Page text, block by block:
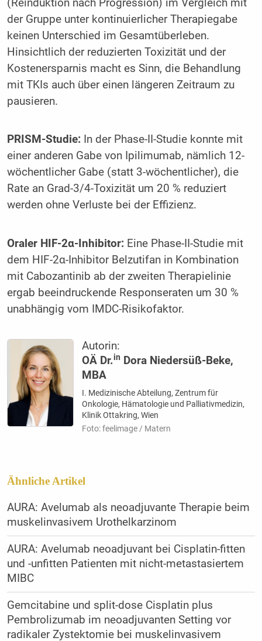
(Reinduktion nach Progression) im Vergleich mit
der Gruppe unter kontinuierlicher Therapiegabe
keinen Unterschied im Gesamtüberleben.
Hinsichtlich der reduzierten Toxizität und der
Kostenersparnis macht es Sinn, die Behandlung
mit TKIs auch über einen längeren Zeitraum zu
pausieren.
PRISM-Studie:In der Phase-II-Studie konnte mit
einer anderen Gabe von Ipilimumab, nämlich 12-
wöchentlicher Gabe (statt 3-wöchentlicher), die
Rate an Grad-3/4-Toxizität um 20 % reduziert
werden ohne Verluste bei der Effizienz.
Oraler HIF-2α-Inhibitor: Eine Phase-II-Studie mit
dem HIF-2α-Inhibitor Belzutifan in Kombination
mit Cabozantinib ab der zweiten Therapielinie
ergab beeindruckende Responseraten um 30 %
unabhängig vom IMDC-Risikofaktor.
Autorin:
OÄ Dr.in
Dora Niedersüß-Beke,
MBA
I. Medizinische Abteilung, Zentrum für
Onkologie, Hämatologie und Palliativmedizin,
Klinik Ottakring, Wien
Foto: feelimage / Matern
Ähnliche Artikel
AURA: Avelumab als neoadjuvante Therapie beim
muskelinvasivem Urothelkarzinom
AURA: Avelumab neoadjuvant bei Cisplatin-fitten
und -unfitten Patienten mit nicht-metastasiertem
MIBC
Gemcitabine und split-dose Cisplatin plus
Pembrolizumab im neoadjuvanten Setting vor
radikaler Zystektomie bei muskelinvasivem